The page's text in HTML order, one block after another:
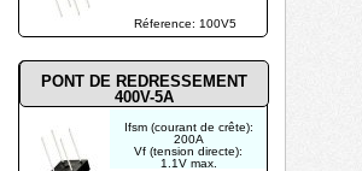
PONT DE REDRESSEMENT
400V-5A
Ifsm (courant de crête):
200A
Vf (tension directe):
1.1V max.
Réference: 100V5
Ir (courant inverse):
10µA